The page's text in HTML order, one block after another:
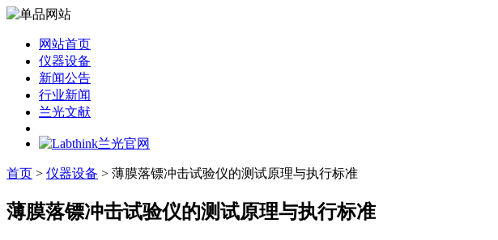
网站首页
仪器设备
新闻公告
行业新闻
兰光文献
首页 > 仪器设备 > 薄膜落镖冲击试验仪的测试原理与执行标准
薄膜落镖冲击试验仪的测试原理与执行标准